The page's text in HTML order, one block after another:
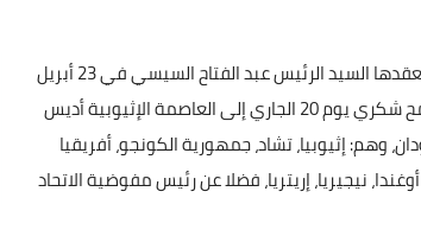
في إطار تنفيذ تكليفات القمة التشاورية للشركاء الإقليميين للسودان التي دعا لعقدها السيد الرئيس عبد الفتاح السيسي في 23 أبريل
٢٠١٩ في القاهرة ، واتصالا برئاسة مصر للاتحاد الأفريقي، يتوجه وزير الخارجية سامح شكري يوم 20 الجاري إلى العاصمة الإثيوبية أديس
وهم: إثيوبيا، تشاد، جمهورية الكونجو، أفريقيا
نيجيريا، إريتريا، فضلا عن رئيس مفوضية الاتحاد